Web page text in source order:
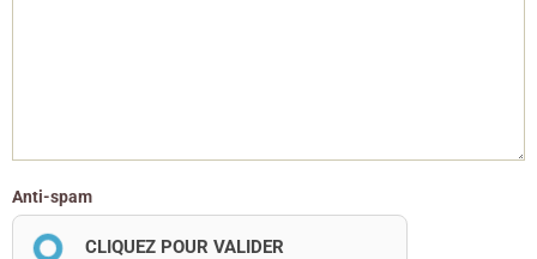
Anti-spam
CLIQUEZ POUR VALIDER